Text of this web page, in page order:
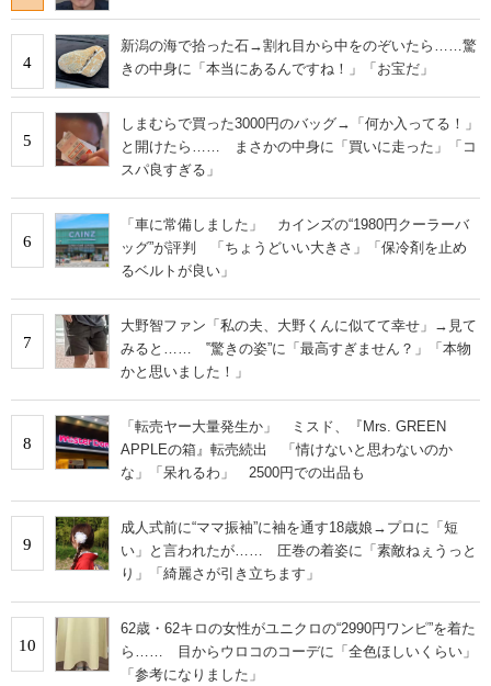
4
新潟の海で拾った石→割れ目から中をのぞいたら……驚
きの中身に「本当にあるんですね！」「お宝だ」
5
しまむらで買った3000円のバッグ→「何か入ってる！」
と開けたら…… まさかの中身に「買いに走った」「コ
スパ良すぎる」
6
「車に常備しました」 カインズの“1980円クーラーバ
ッグ”が評判 「ちょうどいい大きさ」「保冷剤を止め
るベルトが良い」
7
大野智ファン「私の夫、大野くんに似てて幸せ」→見て
みると…… ‟驚きの姿”に「最高すぎません？」「本物
かと思いました！」
8
「転売ヤー大量発生か」 ミスド、『Mrs. GREEN
APPLEの箱』転売続出 「情けないと思わないのか
な」「呆れるわ」 2500円での出品も
9
成人式前に“ママ振袖”に袖を通す18歳娘→プロに「短
い」と言われたが…… 圧巻の着姿に「素敵ねぇうっと
り」「綺麗さが引き立ちます」
10
62歳・62キロの女性がユニクロの“2990円ワンピ”を着た
ら…… 目からウロコのコーデに「全色ほしいくらい」
「参考になりました」